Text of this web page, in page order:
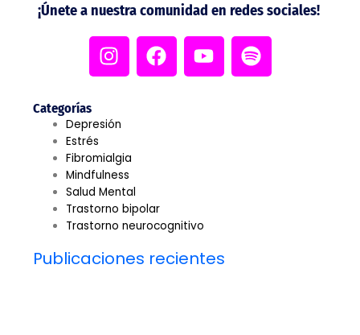
¡Únete a nuestra comunidad en redes sociales!
I
n
s
a
g
r
a
m
F
a
c
Y
o
u
S
p
o
Categorías
Depresión
Estrés
Fibromialgia
Mindfulness
Salud Mental
Trastorno bipolar
Trastorno neurocognitivo
Publicaciones recientes